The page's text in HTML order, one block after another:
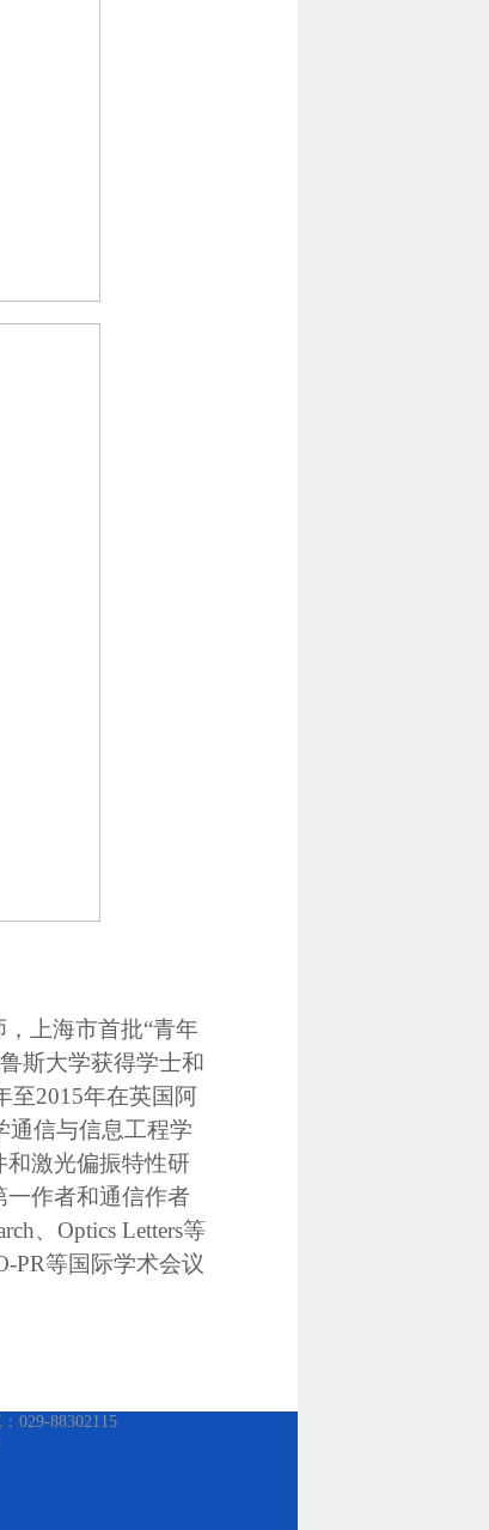
上海市首批“青年
斯大学获得学士和
至2015年在英国阿
通信与信息工程学
和激光偏振特性研
一作者和通信作者
、Optics Letters等
PR等国际学术会议
029-88302115